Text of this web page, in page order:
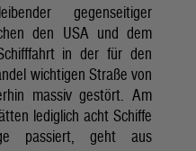
gegenseitiger
den USA und dem
in der für den
wichtigen Straße von
massiv gestört. Am
lediglich acht Schiffe
passiert, geht aus